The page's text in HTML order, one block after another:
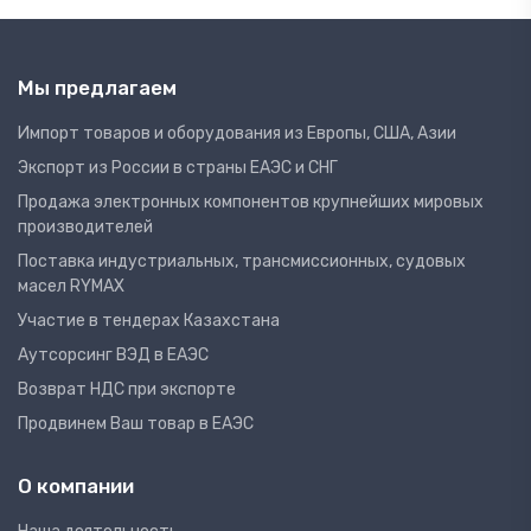
Мы предлагаем
Импорт товаров и оборудования из Европы, США, Азии
Экспорт из России в страны ЕАЭС и СНГ
Продажа электронных компонентов крупнейших мировых
производителей
Поставка индустриальных, трансмиссионных, судовых
масел RYMAX
Участие в тендерах Казахстана
Аутсорсинг ВЭД в ЕАЭС
Возврат НДС при экспорте
Продвинем Ваш товар в ЕАЭС
О компании